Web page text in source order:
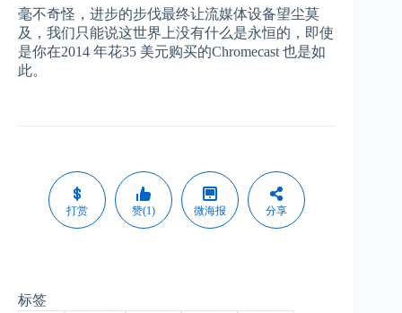
毫不奇怪，进步的步伐最终让流媒体设备望尘莫
及，我们只能说这世界上没有什么是永恒的，即使
是你在2014 年花35 美元购买的Chromecast 也是如
此。
打赏 赞(1) 微海报 分享
标签